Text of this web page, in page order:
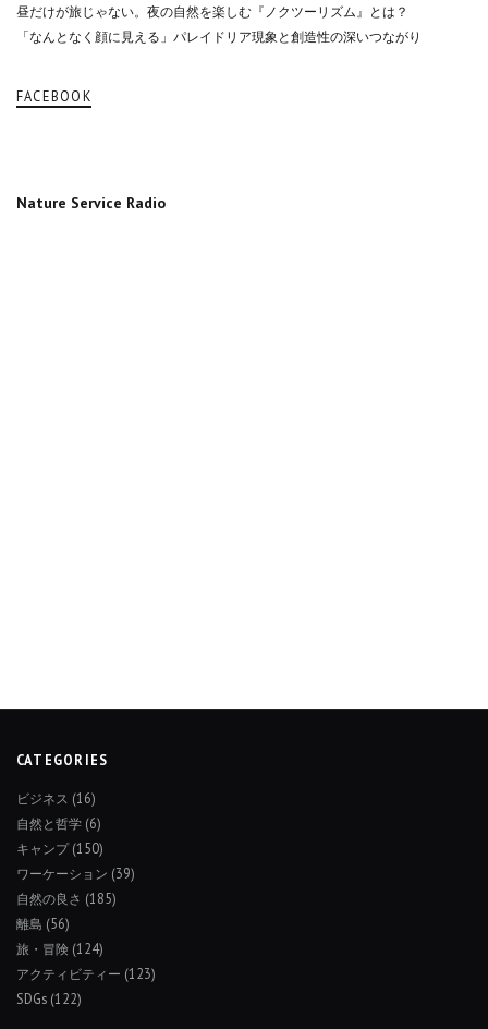
昼だけが旅じゃない。夜の自然を楽しむ『ノクツーリズム』とは？
「なんとなく顔に見える」パレイドリア現象と創造性の深いつながり
FACEBOOK
Nature Service Radio
CATEGORIES
ビジネス (16)
自然と哲学 (6)
キャンプ(150)
ワーケーション (39)
自然の良さ (185)
離島 (56)
旅・冒険 (124)
アクティビティー (123)
SDGs (122)